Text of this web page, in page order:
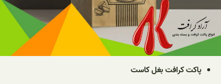
پاکت کرافت بغل کاست